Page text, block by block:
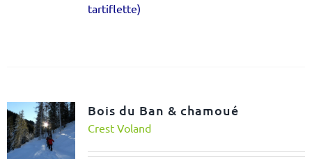
tartiflette)
Bois du Ban & chamoué
Crest Voland